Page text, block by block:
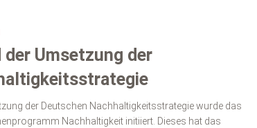
der Umsetzung der
der Deutschen Nachhaltigkeitsstrategie wurde das
Nachhaltigkeit initiiert. Dieses hat das